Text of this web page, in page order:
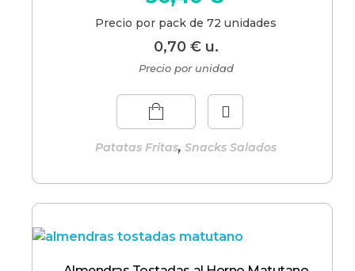
0,70 €u.
Precio por pack de 72 unidades
Patatas Fritas,Snacks Salados
Precio por unidad